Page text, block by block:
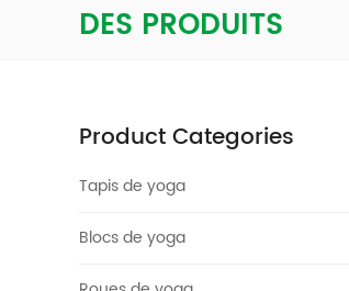
DES PRODUITS
Product Categories
Tapis de yoga
Blocs de yoga